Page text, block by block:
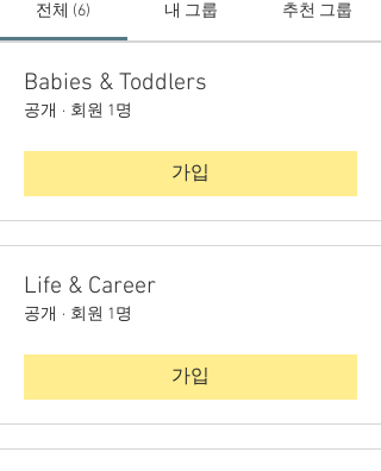
전체 (6) 내 그룹 추천 그룹
Babies & Toddlers
공개 · 회원 1명
가입
Life & Career
공개 · 회원 1명
가입